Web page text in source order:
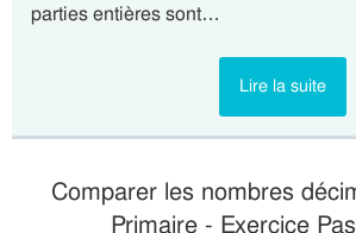
parties entières sont…
Lire la suite
Comparer les nombres
Primaire - Exercice